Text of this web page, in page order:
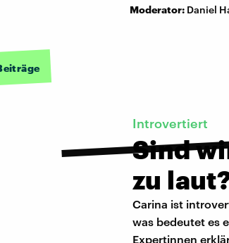
Moderator: Daniel
Introvertiert
Sind
zu
Carina ist
was bedeutet es
Expertinnen